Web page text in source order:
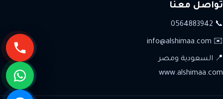
تواصل معنا
📞 0564883942
✉️ info@alshimaa.com
📍 السعودية ومصر
www.alshimaa.com